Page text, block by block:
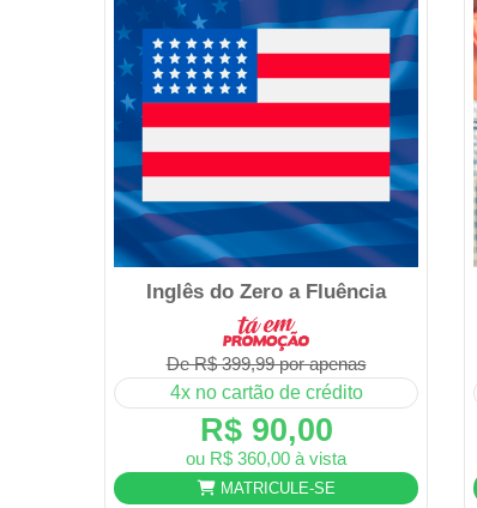
Inglês do Zero a Fluência
De R$ 399,99 por apenas
4x no cartão de crédito
R$ 90,00
ou R$ 360,00 à vista
MATRICULE-SE